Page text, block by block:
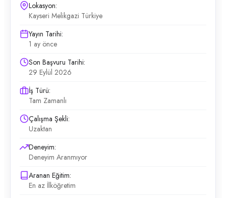
Lokasyon:
Kayseri Melikgazi Türkiye
Yayın Tarihi:
1 ay önce
Son Başvuru Tarihi:
29 Eylül 2026
İş Türü:
Tam Zamanlı
Çalışma Şekli:
Uzaktan
Deneyim:
Deneyim Aranmıyor
Aranan Eğitim:
En az İlköğretim